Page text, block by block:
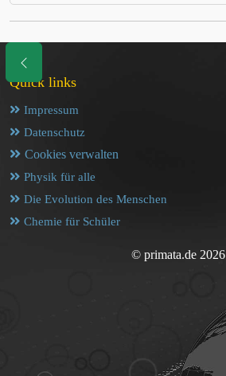
Quick links
Impressum
Datenschutz
Cookies verwalten
Physik für alle
Die Evolution des Menschen
Chemie für Schüler
© primata.de 2026